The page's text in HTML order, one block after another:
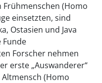
Frühmenschen (Homo
einsetzten, sind
Ostasien und Java
Funde
Forscher nehmen
erste „Auswanderer“
Altmensch (Homo